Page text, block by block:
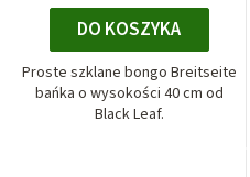
DO KOSZYKA
Proste szklane bongo Breitseite
bańka o wysokości 40 cm od
Black Leaf.